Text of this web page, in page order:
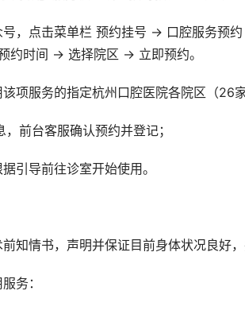
号，点击菜单栏 预约挂号 → 口腔服务
约时间 → 选择院区 → 立即预约。
项服务的指定杭州口腔医院各院区（26家
前台客服确认预约并登记；
引导前往诊室开始使用。
知情书，声明并保证目前身体状况良好，
务：